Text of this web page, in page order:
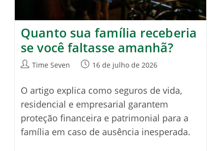
Quanto sua família receberia
se você faltasse amanhã?
Autor
post:
Time Seven
Post16 de julho de 2026
O artigo explica como seguros de vida,
residencial e empresarial garantem
proteção financeira e patrimonial para a
família em caso de ausência inesperada.